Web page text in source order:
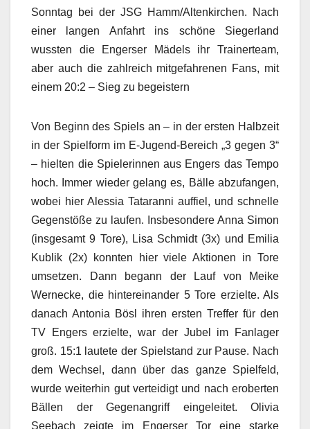
Sonntag bei der JSG Hamm/Altenkirchen. Nach
einer langen Anfahrt ins schöne Siegerland
wussten die Engerser Mädels ihr Trainerteam,
aber auch die zahlreich mitgefahrenen Fans, mit
einem 20:2 – Sieg zu begeistern
Von Beginn des Spiels an – in der ersten Halbzeit
in der Spielform im E-Jugend-Bereich „3 gegen 3“
– hielten die Spielerinnen aus Engers das Tempo
hoch. Immer wieder gelang es, Bälle abzufangen,
wobei hier Alessia Tataranni auffiel, und schnelle
Gegenstöße zu laufen. Insbesondere Anna Simon
(insgesamt 9 Tore), Lisa Schmidt (3x) und Emilia
Kublik (2x) konnten hier viele Aktionen in Tore
umsetzen. Dann begann der Lauf von Meike
Wernecke, die hintereinander 5 Tore erzielte. Als
danach Antonia Bösl ihren ersten Treffer für den
TV Engers erzielte, war der Jubel im Fanlager
groß. 15:1 lautete der Spielstand zur Pause. Nach
dem Wechsel, dann über das ganze Spielfeld,
wurde weiterhin gut verteidigt und nach eroberten
Bällen der Gegenangriff eingeleitet. Olivia
Seebach zeigte im Engerser Tor eine starke